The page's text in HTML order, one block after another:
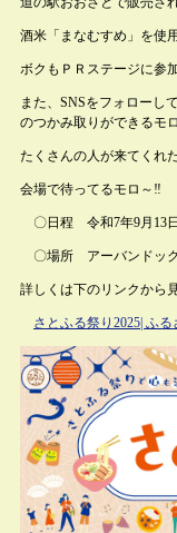
酒米「まなむすめ」を使
ボクもＰＲステージに参
また、SNSをフォローし
のつかみ取りができるモロ
たくさんの人が来てくれ
会場で待ってるモロ～‼
〇日程 令和7年9月13
〇場所 アーバンドック
詳しくは下のリンクから
さとふる祭り2025| ふ